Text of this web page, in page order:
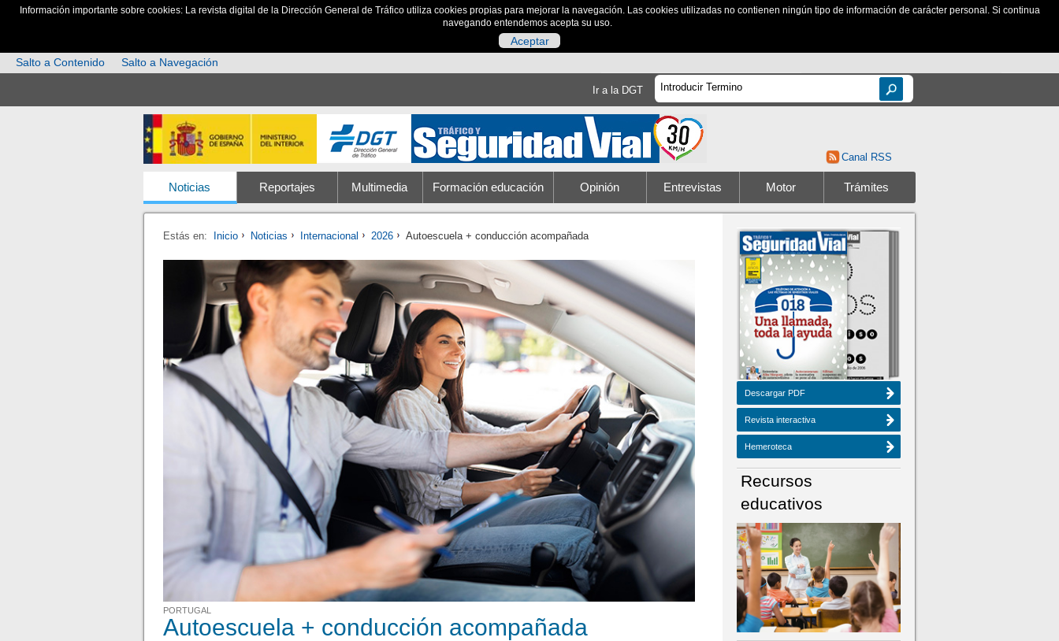
Información importante sobre cookies: La revista digital de la Dirección General de Tráfico utiliza cookies propias para mejorar la navegación. Las cookies utilizadas no contienen ningún tipo de información de carácter personal. Si continua
navegando entendemos acepta su uso.
Aceptar
Salto a Contenido
Salto a Navegación
Ir a la DGT
Canal RSS
Noticias Reportajes Multimedia Formación educación Opinión Entrevistas Motor Trámites
Estás en: Inicio Noticias Internacional 2026 Autoescuela + conducción acompañada
PORTUGAL
Autoescuela + conducción acompañada
Descargar PDF
Revista interactiva
Hemeroteca
Recursos
educativos